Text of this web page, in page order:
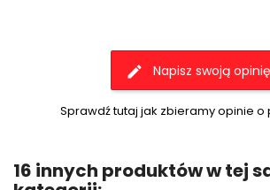
Napisz swoją opinię
Sprawdź tutaj jak zbieramy opinie o
16 innych produktów w tej